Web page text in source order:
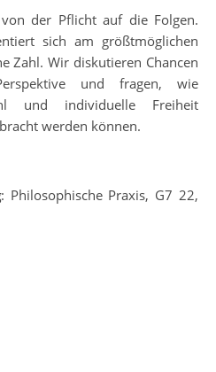
der Pflicht auf die Folgen.
sich am größtmöglichen
Zahl. Wir diskutieren Chancen
und fragen, wie
und individuelle Freiheit
werden können.
: Philosophische Praxis, G7 22,